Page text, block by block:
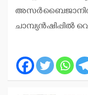
അസര്‍ബൈജാനില്‍
ചാമ്പ്യന്‍ഷിപ്പില്‍